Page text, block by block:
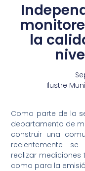
la
Ilustre
Como parte de la
departamento de
construir una
recientemente
realizar
como para la